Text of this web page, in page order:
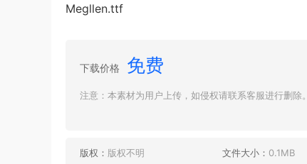
Megllen.ttf
下载价格 免费
注意：本素材为用户上传，如侵权请联系客服进行删除
版权： 版权不明 文件大小： 0.1MB